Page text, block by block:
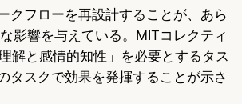
クフローを再設計することが、あら
影響を与えている。MITコレクティ
解と感情的知性」を必要とするタス
タスクで効果を発揮することが示さ